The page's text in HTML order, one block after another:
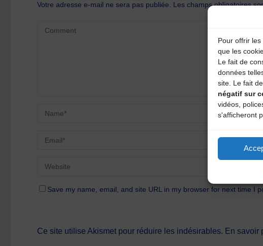
Pour offrir
que les
Le fait de
données
site. Le fait
négatif sur
vidéos,
s'afficheront
Votre adresse e-mail ne sera pas publiée. Les champs obligatoires
Save my name, email, and site URL in my browser for next time I
Ce site utilise Akismet pour réduire les indésirables. En savoir